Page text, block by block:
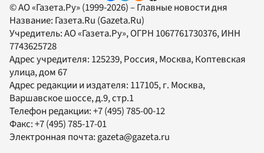
© АО «Газета.Ру» (1999-2026) – Главные новости дня
Название: Газета.Ru (Gazeta.Ru)
Учредитель:АО «Газета.Ру», ОГРН 1067761730376, ИНН
7743625728
Адрес учредителя: 125239, Россия, Москва, Коптевская
улица, дом 67
Адрес редакции и издателя: 117105, г. Москва,
Варшавское шоссе, д.9, стр.1
Телефон редакции:+7 (495) 785-00-12
Факс:+7 (495) 785-17-01
Электронная почта:gazeta@gazeta.ru